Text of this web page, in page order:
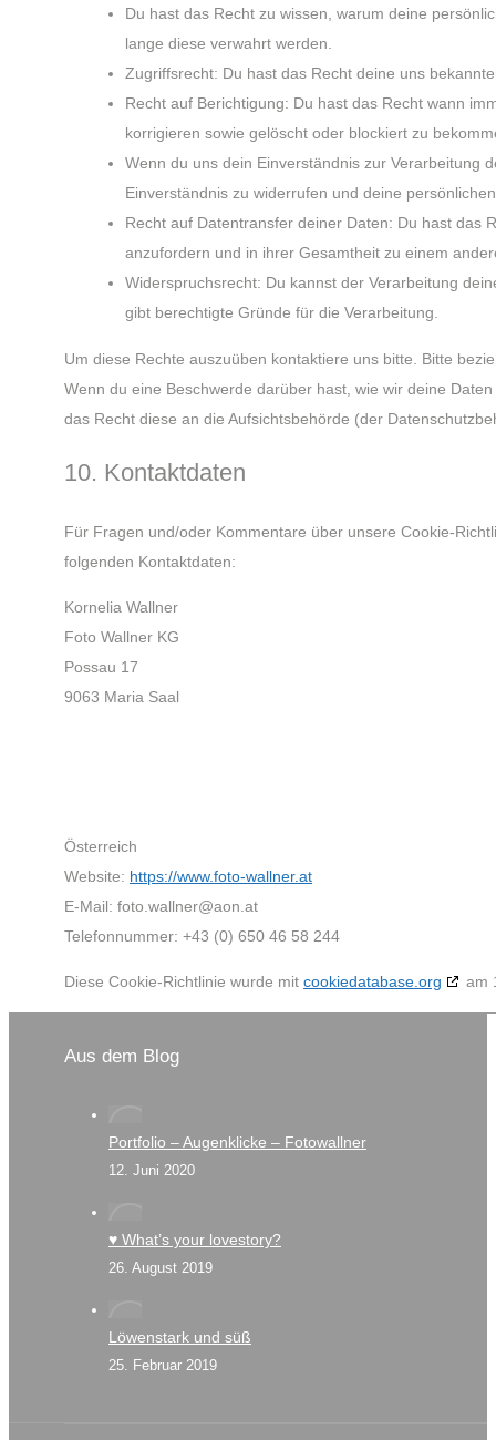
Du hast das Recht zu wissen, warum deine
lange diese verwahrt werden.
Zugriffsrecht: Du hast das Recht deine uns
Recht auf Berichtigung: Du hast das Recht wann
korrigieren sowie gelöscht oder blockiert zu
Wenn du uns dein Einverständnis zur Verarbeitung
Einverständnis zu widerrufen und deine
Recht auf Datentransfer deiner Daten: Du hast das
anzufordern und in ihrer Gesamtheit zu einem
Widerspruchsrecht: Du kannst der Verarbeitung
gibt berechtigte Gründe für die Verarbeitung.
Um diese Rechte auszuüben kontaktiere uns bitte. Bitte
Wenn du eine Beschwerde darüber hast, wie wir deine
das Recht diese an die Aufsichtsbehörde (der
10. Kontaktdaten
Für Fragen und/oder Kommentare über unsere Cookie-
folgenden Kontaktdaten:
Kornelia Wallner
Foto Wallner KG
Possau 17
9063 Maria Saal
Österreich
Website: https://www.foto-wallner.at
E-Mail: ta.noa@renllaw.otof
Telefonnummer: +43 (0) 650 46 58 244
Diese Cookie-Richtlinie wurde mit cookiedatabase.org am
Aus dem Blog
Portfolio – Augenklicke – Fotowallner
12. Juni 2020
♥ What’s your lovestory?
26. August 2019
Löwenstark und süß
25. Februar 2019